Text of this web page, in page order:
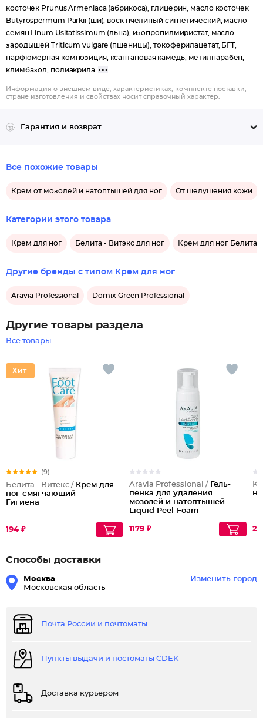
косточек Prunus Armeniaca (абрикоса), глицерин, масло косточек
Butyrospermum Parkii (ши), воск пчелиный синтетический, масло
семян Linum Usitatissimum (льна), изопропилмиристат, масло
зародышей Triticum vulgare (пшеницы), токоферилацетат, БГТ,
парфюмерная композиция, ксантановая камедь, метилпарабен,
климбазол, полиакрила
Информация о внешнем виде, характеристиках, комплекте поставки,
стране изготовления и свойствах носит справочный характер.
Гарантия и возврат
Все похожие товары
Крем от мозолей и натоптышей для ног От шелушения кожи
Категории этого товара
Крем для ног Белита - Витэкс для ног Крем для ног Белита -
Другие бренды с типом Крем для ног
Aravia Professional Domix Green Professional
Другие товары раздела
Все товары
(9)
Белита - Витекс / Крем для
ног смягчающий
Гигиена
194 ₽
Aravia Professional / Гель-
пенка для удаления
мозолей и натоптышей
Liquid Peel-Foam
1179 ₽
Способы доставки
Москва
Московская область
Изменить город
Почта России и почтоматы
Пункты выдачи и постоматы CDEK
Доставка курьером